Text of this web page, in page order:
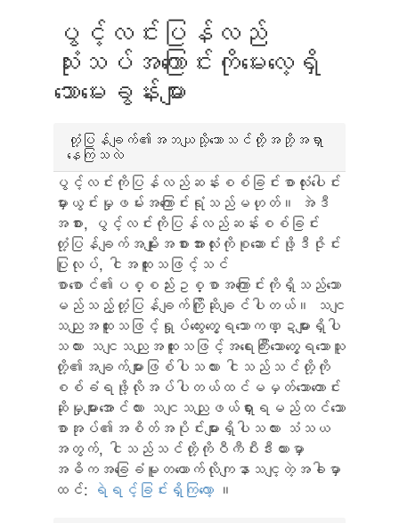
ပွင့်လင်းပြန်လည်
သုံးသပ်အကြောင်းကိုမေးလေ့ရှိ
သောမေးခွန်းများ
တုံ့ပြန်ချက်၏အဘယျသို့သောသင်တို့အဘို့အရှာ
နေကြသလဲ
ပွင့်လင်းကိုပြန်လည်ဆန်းစစ်ခြင်းစာလုံးပေါင်း
မှားယွင်းမှုဖမ်းအကြောင်းရုံသည်မဟုတ်။ အဲဒီ
အစား, ပွင့်လင်းကိုပြန်လည်ဆန်းစစ်ခြင်း
တုံ့ပြန်ချက်အမျိုးအစားအားလုံးကိုစုဆောင်းဖို့ဒီဇိုင်း
ပြုလုပ်, ငါအထူးသဖြင့်သင်
စာစောင်၏ပစ္စည်းဥစ္စာအကြောင်းကိုရှိသည်သော
မည်သည့်တုံ့ပြန်ချက်ကြိုဆိုချင်ပါတယ်။ သငျ
သညျအထူးသဖြင့်ရှုပ်ထွေးတွေ့ရသောကဏ္ဍများရှိပါ
သလား သငျသညျအထူးသဖြင့်အရေးကြီးသောတွေ့ရသောသူ
တို့၏အချက်များဖြစ်ပါသလား ငါသည်သင်တို့ကို
စစ်ခံရဖို့လိုအပ်ပါတယ်ထင်မမှတ်သောတောင်း
ဆိုမှုများအောင်လား သငျသညျဖယ်ရှားရမည်ထင်သော
စာအုပ်၏အစိတ်အပိုင်းများရှိပါသလား သံသယ
အတွက်, ငါသည်သင်တို့ကိုဝီကီပီးဒီးယားမှာ
အဓိကအခြေခံမူတယောက်လိုကျနာသငျ့တဲ့အခါမှာ
ထင်: ရဲရင့်ခြင်းရှိကြလော့ ။